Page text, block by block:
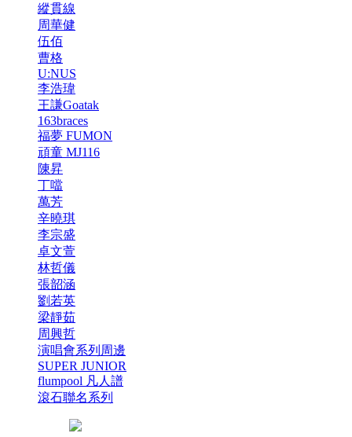
縱貫線
周華健
伍佰
曹格
U:NUS
李浩瑋
王謙Goatak
163braces
福夢 FUMON
頑童 MJ116
陳昇
丁噹
萬芳
辛曉琪
李宗盛
卓文萱
林哲儀
張韶涵
劉若英
梁靜茹
周興哲
演唱會系列周邊
SUPER JUNIOR
flumpool 凡人譜
滾石聯名系列